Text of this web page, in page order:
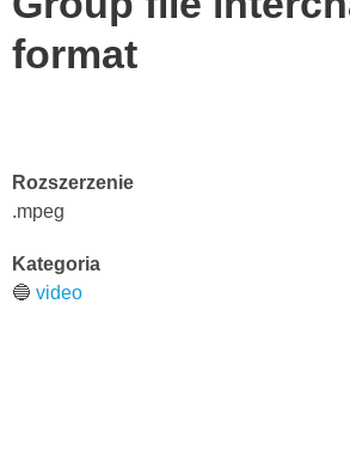
format
Rozszerzenie
.mpeg
Kategoria
🔵 video